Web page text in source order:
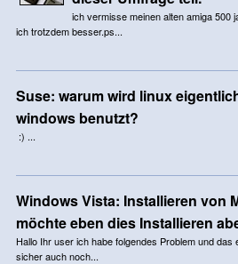
ich vermisse meinen alten amiga
ich trotzdem besser.ps...
Suse: warum wird linux
windows benutzt?
:) ...
Windows Vista: Installieren von
möchte eben dies Installieren
Hallo Ihr user ich habe folgendes Problem und das
sicher auch noch...